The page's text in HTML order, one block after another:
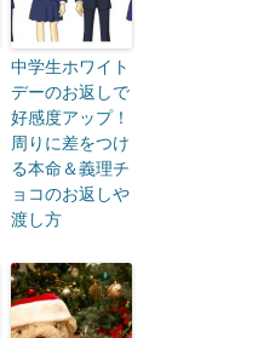
中学生ホワイト
デーのお返しで
好感度アップ！
周りに差をつけ
る本命＆義理チ
ョコのお返しや
渡し方